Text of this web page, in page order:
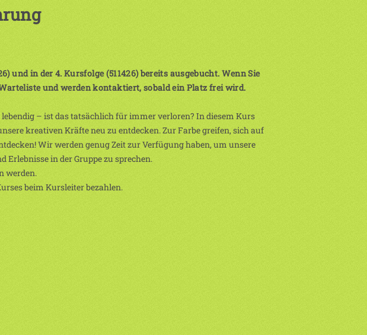
und in der 4. Kursfolge (511426) bereits ausgebucht. Wenn Sie
und werden kontaktiert, sobald ein Platz frei wird.
– ist das tatsächlich für immer verloren? In diesem Kurs
kreativen Kräfte neu zu entdecken. Zur Farbe greifen, sich auf
Wir werden genug Zeit zur Verfügung haben, um unsere
Erlebnisse in der Gruppe zu sprechen.
werden.
beim Kursleiter bezahlen.